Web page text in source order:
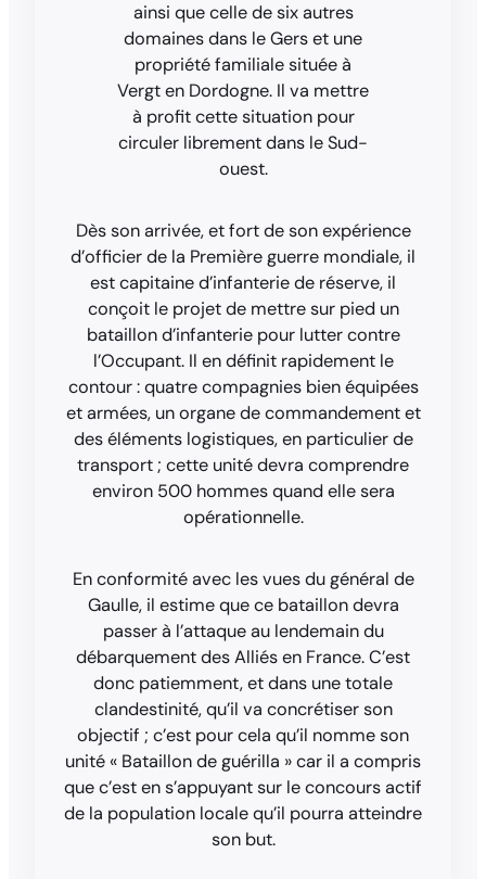
ainsi que celle de six autres
domaines dans le Gers et une
propriété familiale située à
Vergt en Dordogne. Il va mettre
à profit cette situation pour
circuler librement dans le Sud-
ouest.
Dès son arrivée, et fort de son expérience
d’officier de la Première guerre mondiale, il
est capitaine d’infanterie de réserve, il
conçoit le projet de mettre sur pied un
bataillon d’infanterie pour lutter contre
l’Occupant. Il en définit rapidement le
contour : quatre compagnies bien équipées
et armées, un organe de commandement et
des éléments logistiques, en particulier de
transport ; cette unité devra comprendre
environ 500 hommes quand elle sera
opérationnelle.
En conformité avec les vues du général de
Gaulle, il estime que ce bataillon devra
passer à l’attaque au lendemain du
débarquement des Alliés en France. C’est
donc patiemment, et dans une totale
clandestinité, qu’il va concrétiser son
objectif ; c’est pour cela qu’il nomme son
unité « Bataillon de guérilla » car il a compris
que c’est en s’appuyant sur le concours actif
de la population locale qu’il pourra atteindre
son but.